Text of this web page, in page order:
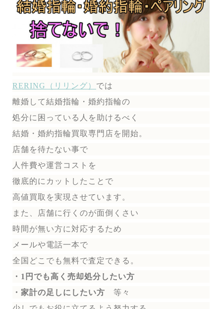
RERING（リリング） では
離婚して結婚指輪・婚約指輪の
処分に困っている人を助けるべく
結婚・婚約指輪買取専門店を開始。
店舗を待たない事で
人件費や運営コストを
徹底的にカットしたことで
高値買取を実現させています。
また、店舗に行くのが面倒くさい
時間が無い方に対応するため
メールや電話一本で
全国どこでも無料で査定できる。
・1円でも高く売却処分したい方
・家計の足しにしたい方 等々